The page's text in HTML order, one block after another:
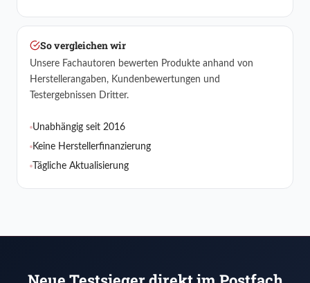
So vergleichen wir
Unsere Fachautoren bewerten Produkte anhand von
Herstellerangaben, Kundenbewertungen und
Testergebnissen Dritter.
Unabhängig seit 2016
Keine Herstellerfinanzierung
Tägliche Aktualisierung